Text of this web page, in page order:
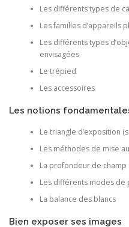
Les différents types de
Les familles d’appareils
Les différents types
envisagées
Le trépied
Les accessoires
Les notions
Le triangle d’exposition
Les méthodes de mise
La profondeur de champ
Les différents modes de
La balance des blancs
Bien exposer ses images